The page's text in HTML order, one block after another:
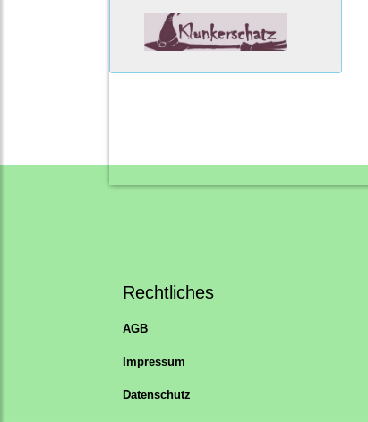
Rechtliches
AGB
Impressum
Datenschutz